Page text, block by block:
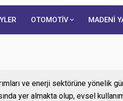
OTOMOTİV MADENİ
ve enerji sektörüne yönelik
yer almakta olup, evsel